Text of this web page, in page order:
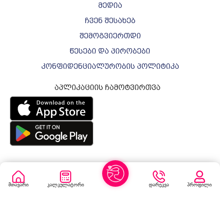
მედია
ჩვენ შესახებ
შემოგვიერთდი
წესები და პირობები
კონფიდენციალურობის პოლიტიკა
აპლიკაციის ჩამოტვირთვა
ყველა უფლება დაცულია © 2026 ვარდო
მთავარი კალკულატორი დარეკვა პროფილი